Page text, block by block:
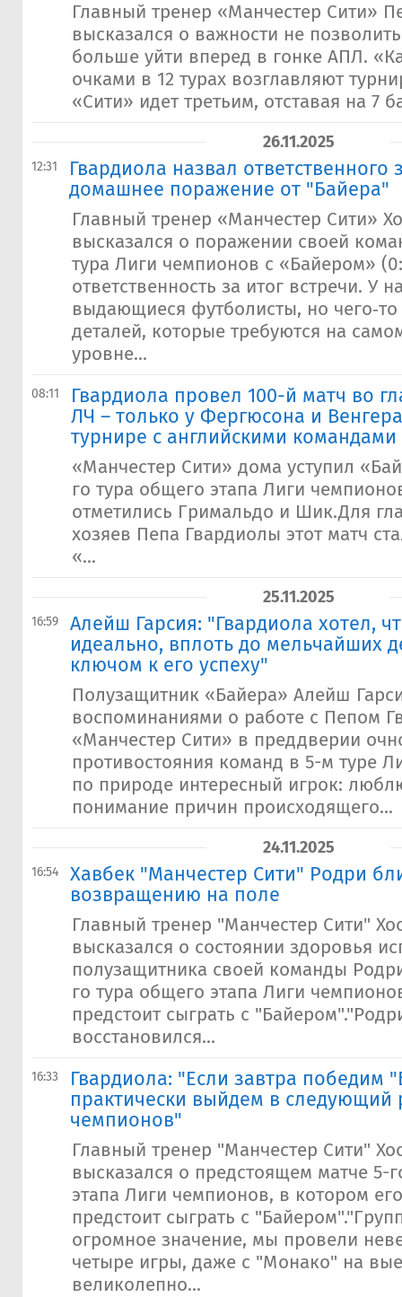
Главный тренер «Манчестер Сити»
высказался о важности не
больше уйти вперед в гонке АПЛ.
очками в 12 турах возглавляют
«Сити» идет третьим, отставая на 7
26.11.2025
12:31
Гвардиола назвал
домашнее поражение от "Байера"
Главный тренер «Манчестер Сити»
высказался о поражении своей
тура Лиги чемпионов с «Байером»
ответственность за итог встречи. У
выдающиеся футболисты, но
деталей, которые требуются на
уровне...
08:11
​Гвардиола провел 100-й матч во
ЛЧ – только у Фергюсона и
турнире с английскими командами
«Манчестер Сити» дома уступил
го тура общего этапа Лиги
отметились Гримальдо и Шик.Для
хозяев Пепа Гвардиолы этот матч
«...
25.11.2025
16:59
​Алейш Гарсия: "Гвардиола хотел,
идеально, вплоть до мельчайших
ключом к его успеху"
Полузащитник «Байера» Алейш
воспоминаниями о работе с Пепом
«Манчестер Сити» в преддверии
противостояния команд в 5-м туре
по природе интересный игрок:
понимание причин происходящего...
24.11.2025
16:54
Хавбек "Манчестер Сити" Родри
возвращению на поле
Главный тренер "Манчестер Сити"
высказался о состоянии здоровья
полузащитника своей команды
го тура общего этапа Лиги
предстоит сыграть с
восстановился...
16:33
Гвардиола: "Если завтра победим
практически выйдем в следующий
чемпионов"
Главный тренер "Манчестер Сити"
высказался о предстоящем матче 5-
этапа Лиги чемпионов, в котором
предстоит сыграть с
огромное значение, мы провели
четыре игры, даже с "Монако" на
великолепно...